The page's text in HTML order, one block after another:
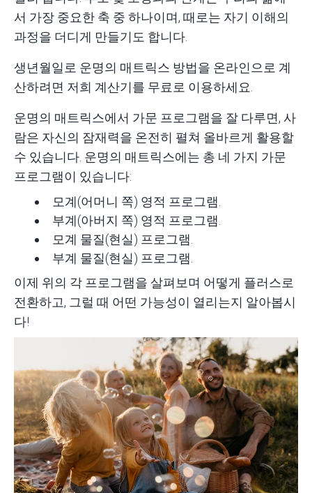
서 가장 중요한 축 중 하나이며, 때로는 자기 이해의
과정을 더디게 만들기도 합니다.
생년월일로 운명의 매트릭스 방법을 온라인으로 계
산하려면 저희 계산기를 무료로 이용하세요.
운명의 매트릭스에서 가문 프로그램을 잘 다루면, 사
람은 자신의 잠재력을 온전히 펼쳐 올바르게 활용할
수 있습니다. 운명의 매트릭스에는 총 네 가지 가문
프로그램이 있습니다:
모계(어머니 쪽) 영적 프로그램.
부계(아버지 쪽) 영적 프로그램.
모계 물질(현실) 프로그램.
부계 물질(현실) 프로그램.
이제 위의 각 프로그램을 살펴보며 어떻게 플러스로
전환하고, 그럴 때 어떤 가능성이 열리는지 알아봅시
다!